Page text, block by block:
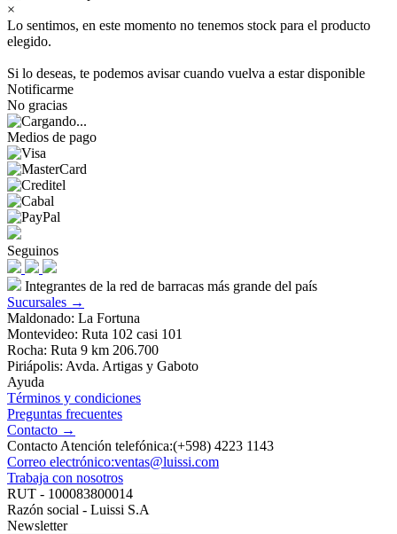
×
Lo sentimos, en este momento no tenemos stock para el producto
elegido.
Si lo deseas, te podemos avisar cuando vuelva a estar disponible
Notificarme
No gracias
Medios de pago
Seguinos
Integrantes de la red de barracas más grande del país
Sucursales →
Maldonado: La Fortuna
Montevideo: Ruta 102 casi 101
Rocha: Ruta 9 km 206.700
Piriápolis: Avda. Artigas y Gaboto
Ayuda
Términos y condiciones
Preguntas frecuentes
Contacto →
Contacto Atención telefónica:(+598) 4223 1143
Correo electrónico:ventas@luissi.com
Trabaja con nosotros
RUT - 100083800014
Razón social - Luissi S.A
Newsletter